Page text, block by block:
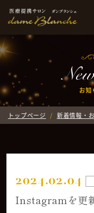
お知
トップページ 新着情報・
2024.02.04
Instagramを更